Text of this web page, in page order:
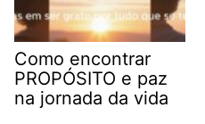
Como encontrar
PROPÓSITO e paz
na jornada da vida